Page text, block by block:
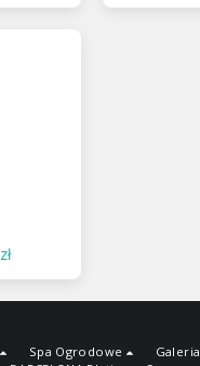
zł
Spa Ogrodowe Galeria